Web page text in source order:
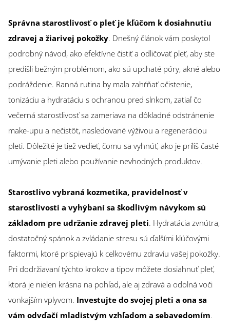
Správna starostlivosť o pleť je kľúčom k dosiahnutiu
zdravej a žiarivej pokožky. Dnešný článok vám poskytol
podrobný návod, ako efektívne čistiť a odličovať pleť, aby ste
predišli bežným problémom, ako sú upchaté póry, akné alebo
podráždenie. Ranná rutina by mala zahŕňať očistenie,
tonizáciu a hydratáciu s ochranou pred slnkom, zatiaľ čo
večerná starostlivosť sa zameriava na dôkladné odstránenie
make-upu a nečistôt, nasledované výživou a regeneráciou
pleti. Dôležité je tiež vedieť, čomu sa vyhnúť, ako je príliš časté
umývanie pleti alebo používanie nevhodných produktov.
Starostlivo vybraná kozmetika, pravidelnosť v
starostlivosti a vyhýbaní sa škodlivým návykom sú
základom pre udržanie zdravej pleti. Hydratácia zvnútra,
dostatočný spánok a zvládanie stresu sú ďalšími kľúčovými
faktormi, ktoré prispievajú k celkovému zdraviu vašej pokožky.
Pri dodržiavaní týchto krokov a tipov môžete dosiahnuť pleť,
ktorá je nielen krásna na pohľad, ale aj zdravá a odolná voči
vonkajším vplyvom. Investujte do svojej pleti a ona sa
vám odvďačí mladistvým vzhľadom a sebavedomím.